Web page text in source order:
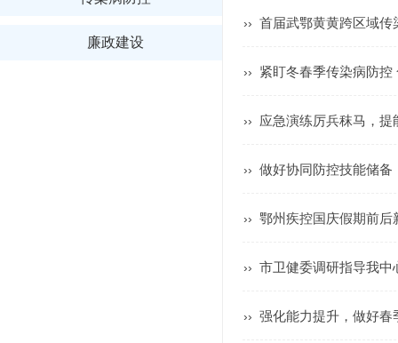
廉政建设
›› 首届武鄂黄黄跨区域
›› 紧盯冬春季传染病防
›› 应急演练厉兵秣马，
›› 做好协同防控技能储
›› 鄂州疾控国庆假期前
›› 市卫健委调研指导我
›› 强化能力提升，做好